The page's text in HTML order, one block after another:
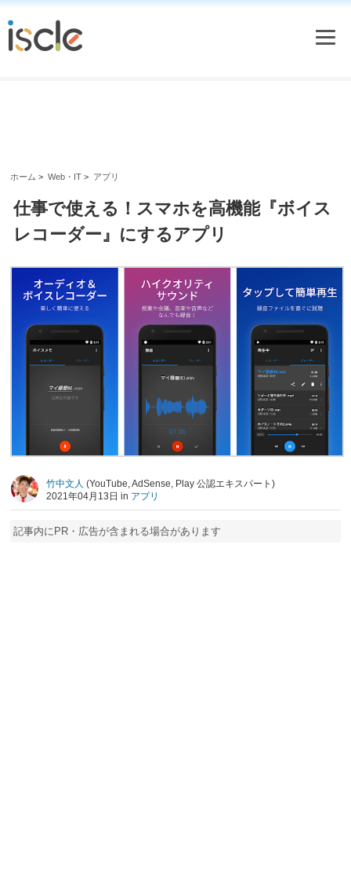
ホーム > Web・IT > アプリ
仕事で使える！スマホを高機能『ボイス
レコーダー』にするアプリ
竹中文人 (YouTube, AdSense, Play 公認エキスパート)
2021年04月13日 in アプリ
記事内にPR・広告が含まれる場合があります